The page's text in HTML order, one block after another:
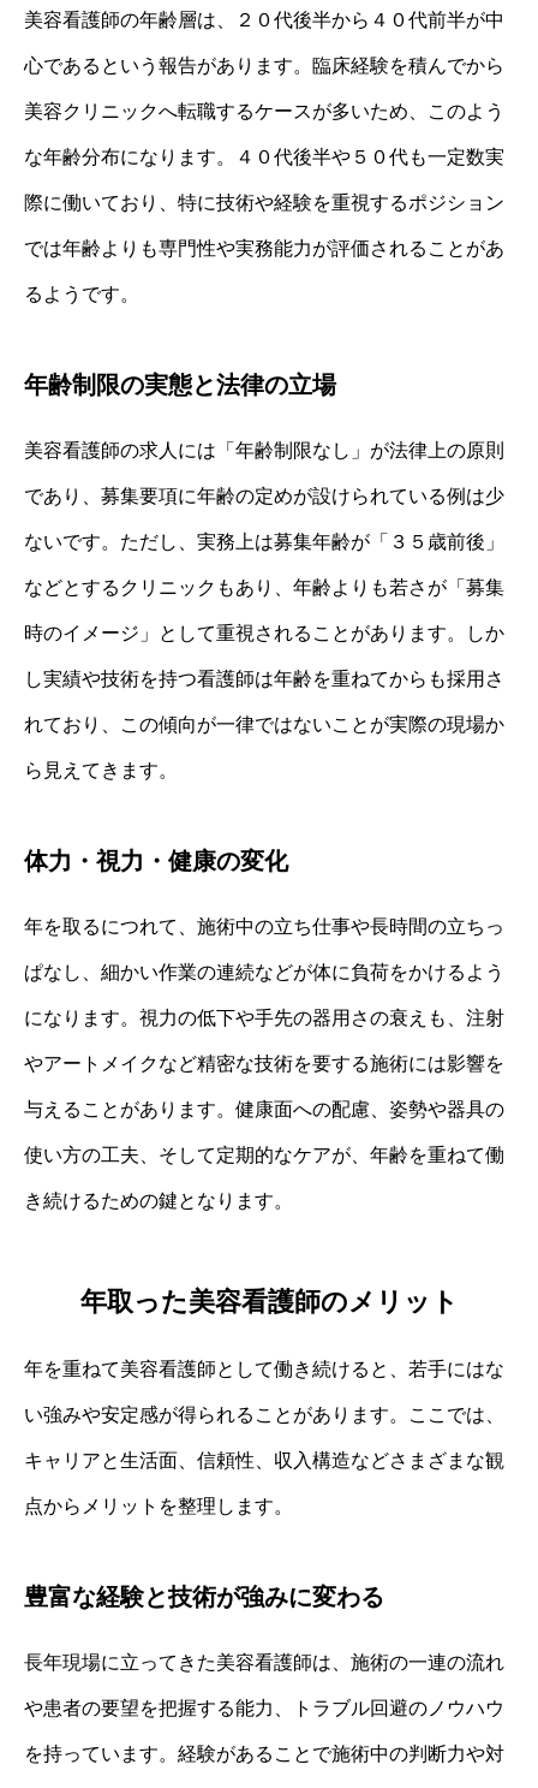
美容看護師の年齢層は、２０代後半から４０代前半が中
心であるという報告があります。臨床経験を積んでから
美容クリニックへ転職するケースが多いため、このよう
な年齢分布になります。４０代後半や５０代も一定数実
際に働いており、特に技術や経験を重視するポジション
では年齢よりも専門性や実務能力が評価されることがあ
るようです。
年齢制限の実態と法律の立場
美容看護師の求人には「年齢制限なし」が法律上の原則
であり、募集要項に年齢の定めが設けられている例は少
ないです。ただし、実務上は募集年齢が「３５歳前後」
などとするクリニックもあり、年齢よりも若さが「募集
時のイメージ」として重視されることがあります。しか
し実績や技術を持つ看護師は年齢を重ねてからも採用さ
れており、この傾向が一律ではないことが実際の現場か
ら見えてきます。
体力・視力・健康の変化
年を取るにつれて、施術中の立ち仕事や長時間の立ちっ
ぱなし、細かい作業の連続などが体に負荷をかけるよう
になります。視力の低下や手先の器用さの衰えも、注射
やアートメイクなど精密な技術を要する施術には影響を
与えることがあります。健康面への配慮、姿勢や器具の
使い方の工夫、そして定期的なケアが、年齢を重ねて働
き続けるための鍵となります。
年取った美容看護師のメリット
年を重ねて美容看護師として働き続けると、若手にはな
い強みや安定感が得られることがあります。ここでは、
キャリアと生活面、信頼性、収入構造などさまざまな観
点からメリットを整理します。
豊富な経験と技術が強みに変わる
長年現場に立ってきた美容看護師は、施術の一連の流れ
や患者の要望を把握する能力、トラブル回避のノウハウ
を持っています。経験があることで施術中の判断力や対